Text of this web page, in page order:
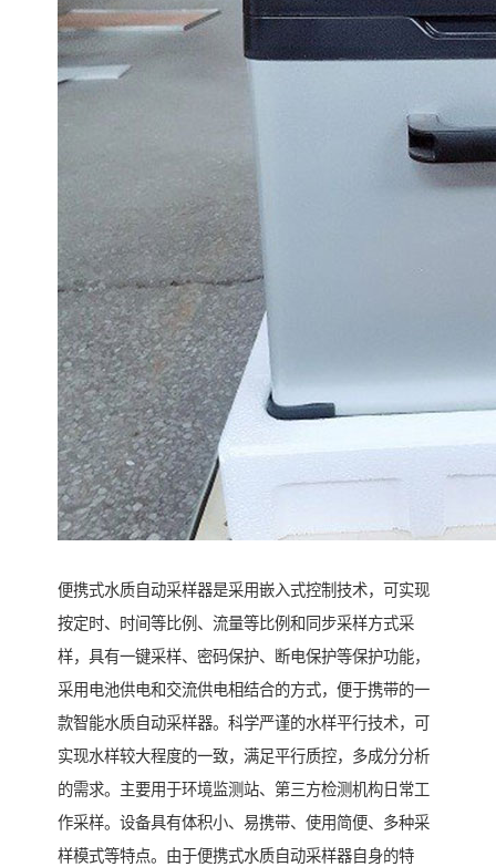
便携式水质自动采样器是采用嵌入式控制技术，可实现
按定时、时间等比例、流量等比例和同步采样方式采
样，具有一键采样、密码保护、断电保护等保护功能，
采用电池供电和交流供电相结合的方式，便于携带的一
款智能水质自动采样器。科学严谨的水样平行技术，可
实现水样较大程度的一致，满足平行质控，多成分分析
的需求。主要用于环境监测站、第三方检测机构日常工
作采样。设备具有体积小、易携带、使用简便、多种采
样模式等特点。由于便携式水质自动采样器自身的特